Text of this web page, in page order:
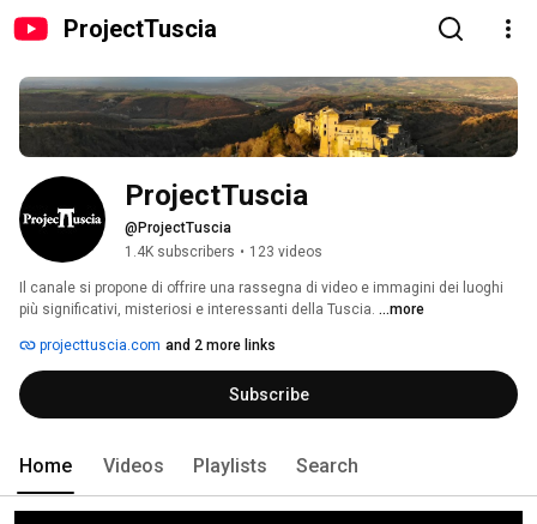
ProjectTuscia
ProjectTuscia
@ProjectTuscia
1.4K subscribers • 123 videos
Il canale si propone di offrire una rassegna di video e immagini dei luoghi
più significativi, misteriosi e interessanti della Tuscia. ...more
projecttuscia.com and 2 more links
Subscribe
Home Videos Playlists Search